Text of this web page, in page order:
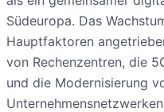
Südeuropa. Das
Hauptfaktoren
von Rechenzentren, die
und die Modernisierung